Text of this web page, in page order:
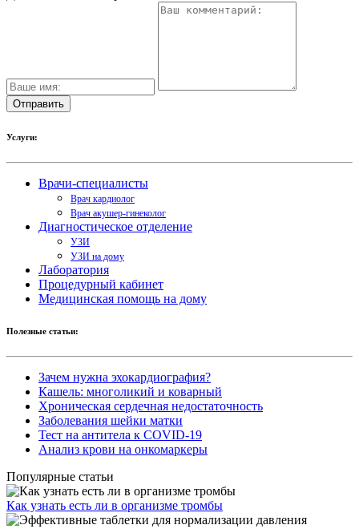
Услуги:
Врачи-специалисты
Врач кардиолог
Врач акушер-гинеколог
Диагностическое отделение
УЗИ
УЗИ на дому
Лаборатория
Процедурный кабинет
Медицинская помощь на дому
Полезные статьи:
Зачем нужна эхокардиография?
Кашель: многоликий и коварный
Хроническая сердечная недостаточность
Заболевания шейки матки
Тест на антитела к COVID-19
Анализ крови на онкомаркеры
Популярные статьи
Как узнать есть ли в организме тромбы